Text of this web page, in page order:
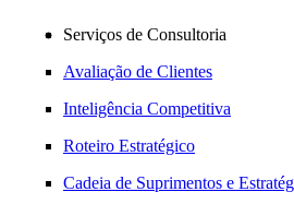
Serviços de Consultoria
Avaliação de Clientes
Inteligência Competitiva
Roteiro Estratégico
Cadeia de Suprimentos e